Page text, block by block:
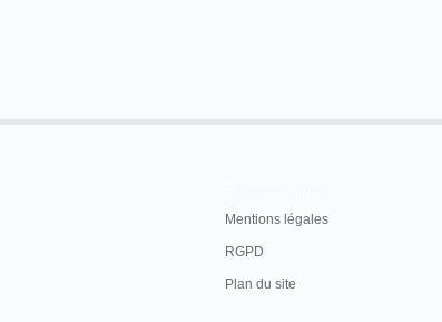
Mentions légales
RGPD
Plan du site